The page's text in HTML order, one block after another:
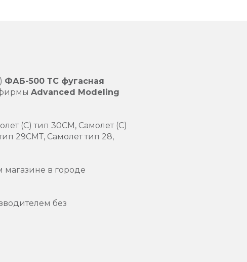
ФАБ-500 ТС фугасная
Advanced Modeling
(С) тип 30СМ, Самолет (С)
29СМТ, Самолет тип 28,
в городе
без